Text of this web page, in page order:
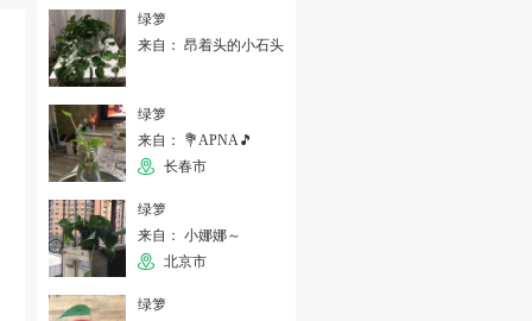
绿箩
来自： 昂着头的小石头
绿箩
来自： 💐APNA🎵
长春市
绿箩
来自： 小娜娜～
北京市
绿箩